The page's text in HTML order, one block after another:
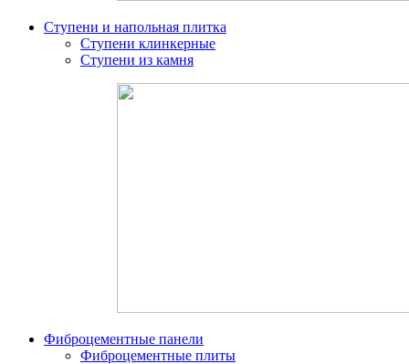
Ступени и напольная плитка
Ступени клинкерные
Ступени из камня
Фиброцементные панели
Фиброцементные плиты